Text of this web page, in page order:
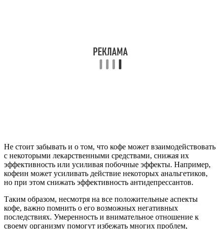
Не стоит забывать и о том, что кофе может взаимодействовать
с некоторыми лекарственными средствами, снижая их
эффективность или усиливая побочные эффекты. Например,
кофеин может усиливать действие некоторых анальгетиков,
но при этом снижать эффективность антидепрессантов.
Таким образом, несмотря на все положительные аспекты
кофе, важно помнить о его возможных негативных
последствиях. Умеренность и внимательное отношение к
своему организму помогут избежать многих проблем,